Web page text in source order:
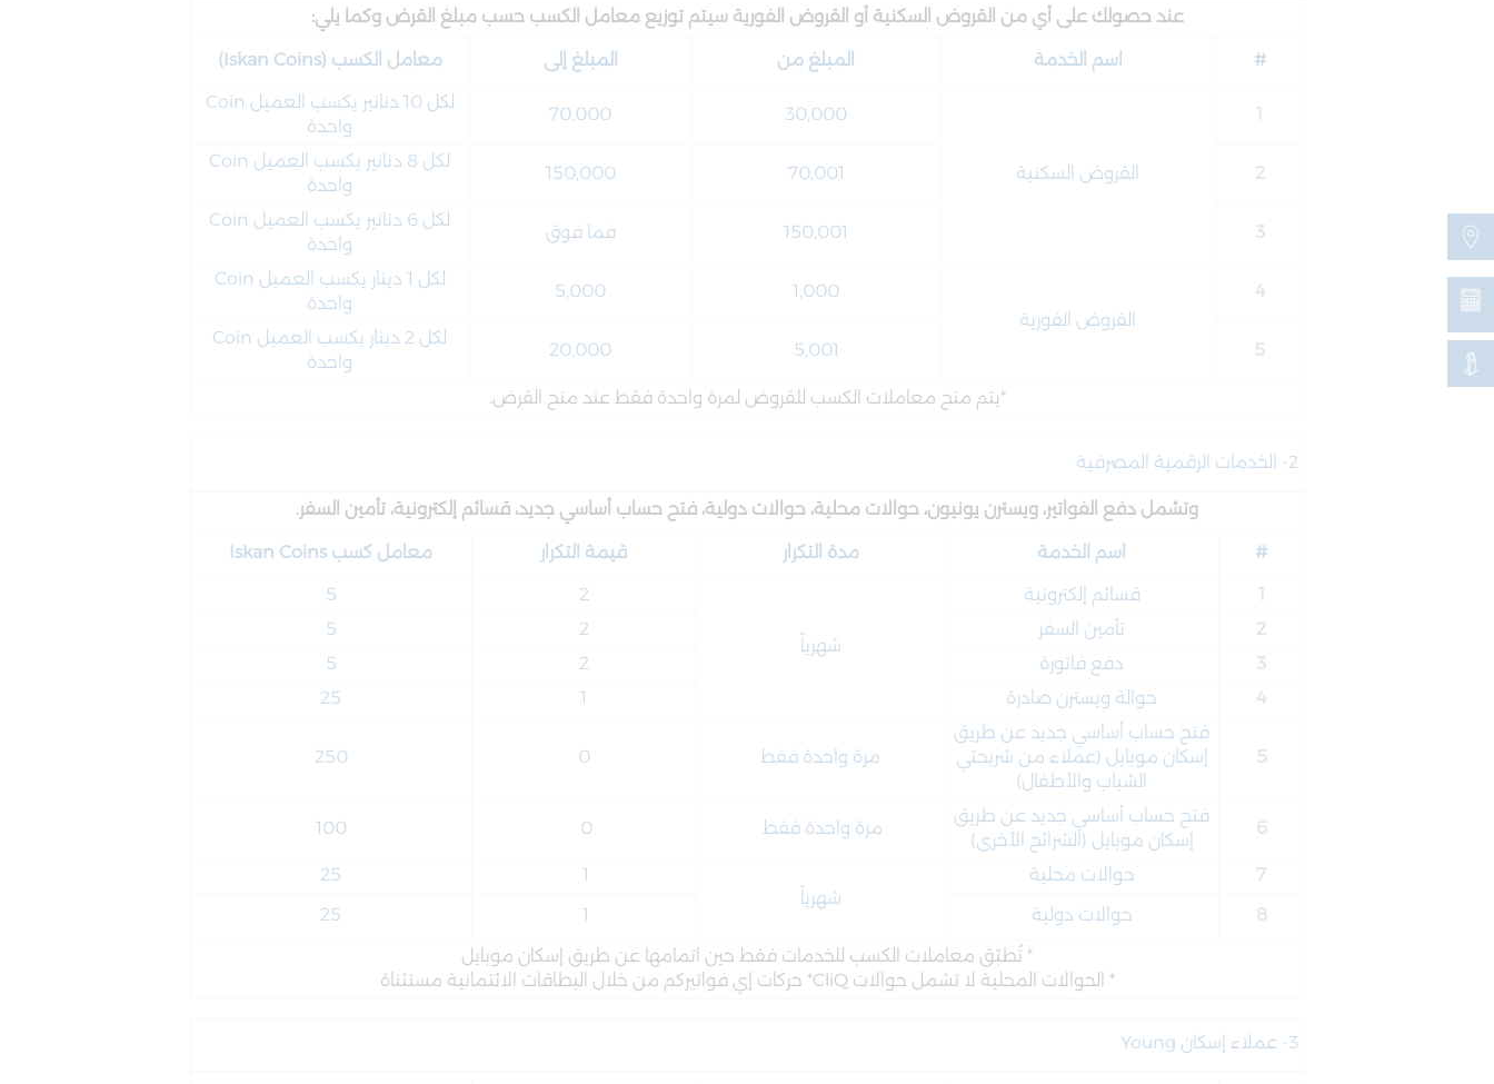
عند حصولك على أي من القروض السكنية أو القروض الفورية سيتم توزيع معامل الكسب حسب مبلغ القرض وكما يلي:
#
اسم الخدمة المبلغ من المبلغ إلى معامل الكسب (IskanCoins)
1
القروض السكنية
30,000
70,000
لكل 10 دنانير يكسب العميل Coin
واحدة
2
70,001
150,000
لكل 8 دنانير يكسب العميل Coin
واحدة
3
150,001 فما فوق
لكل 6 دنانير يكسب العميل Coin
واحدة
4
القروض الفورية
1,000
5,000
لكل 1 دينار يكسب العميل Coin
واحدة
5
5,001
20,000
لكل 2 دينار يكسب العميل Coin
واحدة
*يتم منح معاملات الكسب للقروض لمرة واحدة فقط عند منح القرض.
2- الخدمات الرقمية المصرفية
وتشمل دفع الفواتير، ويسترن يونيون، حوالات محلية، حوالات دولية، فتح حساب أساسي جديد، قسائم إلكترونية، تأمين السفر.
#
اسم الخدمة مدة التكرار قيمة التكرار
معامل كسب Iskan Coins
1
قسائم إلكترونية
شهرياً
2
5
2
تأمين السفر 2
5
3
دفع فاتورة 2
5
4
حوالة ويسترن صادرة 1
25
5
فتح حساب أساسي جديد عن طريق
إسكان موبايل (عملاء من شريحتي
الشباب والأطفال)
مرة واحدة فقط 0
250
6
فتح حساب أساسي جديد عن طريق
إسكان موبايل (الشرائح الأخرى)
مرة واحدة فقط 0
100
7
حوالات محلية
شهرياً
1
25
8
حوالات دولية 1
25
* تُطبّق معاملات الكسب للخدمات فقط حين اتمامها عن طريق إسكان موبايل
* الحوالات المحلية لا تشمل حوالات CliQ* حركات إي فواتيركم من خلال البطاقات الائتمانية مستثناة
3- عملاء إسكان Young